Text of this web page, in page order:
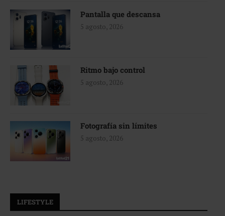
Pantalla que descansa
5 agosto, 2026
Ritmo bajo control
5 agosto, 2026
Fotografía sin límites
5 agosto, 2026
LIFESTYLE